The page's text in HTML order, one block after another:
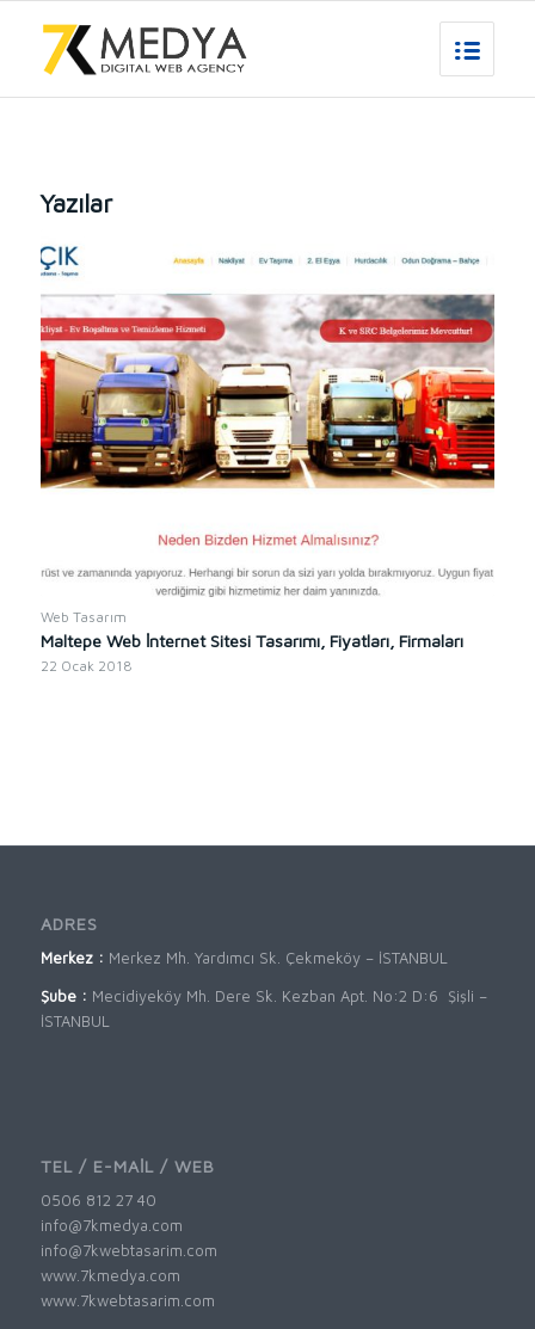
Yazılar
Web Tasarım
Maltepe Web İnternet Sitesi Tasarımı, Fiyatları, Firmaları
22 Ocak 2018
ADRES
Merkez : Merkez Mh. Yardımcı Sk. Çekmeköy – İSTANBUL
Şube : Mecidiyeköy Mh. Dere Sk. Kezban Apt. No:2 D:6 Şişli –
İSTANBUL
TEL / E-MAİL / WEB
0506 812 27 40
info@7kmedya.com
info@7kwebtasarim.com
www.7kmedya.com
www.7kwebtasarim.com